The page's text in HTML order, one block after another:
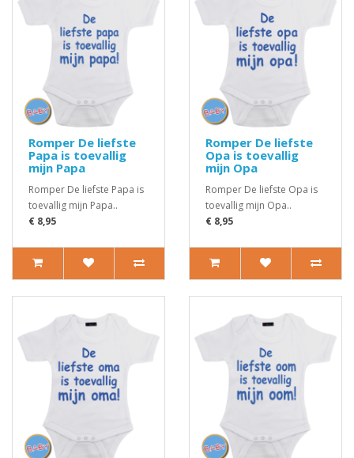
Romper De liefste
Papa is toevallig
mijn Papa
Romper De liefste Papa is
toevallig mijn Papa..
€ 8,95
Romper De liefste
Opa is toevallig
mijn Opa
Romper De liefste Opa is
toevallig mijn Opa..
€ 8,95